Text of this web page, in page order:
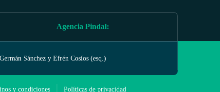
y condiciones Políticas de privacidad
Agencia Pindal:
Germán Sánchez y Efrén Cosíos (esq.)